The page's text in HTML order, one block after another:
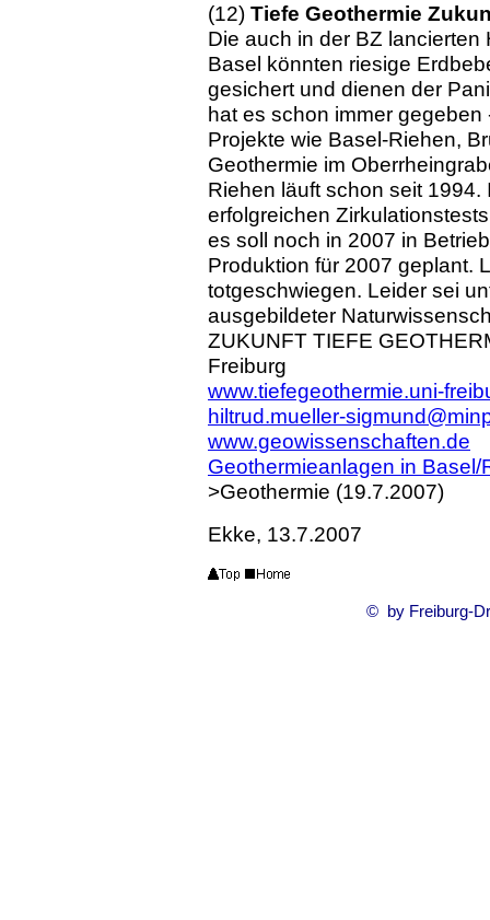
(12) Tiefe Geothermie
Die auch in der BZ
Basel könnten riesige
gesichert und dienen der
hat es schon immer
Projekte wie Basel-Riehen,
Geothermie im
Riehen läuft schon seit
erfolgreichen
es soll noch in 2007 in
Produktion für 2007 geplant.
totgeschwiegen. Leider sei
ausgebildeter
ZUKUNFT TIEFE
Freiburg
www.tiefegeothermie.uni-
hiltrud.mueller-
www.geowissenschaften.de
Geothermieanlagen in
>Geothermie (19.7.2007)
Ekke, 13.7.2007
© by Freiburg-